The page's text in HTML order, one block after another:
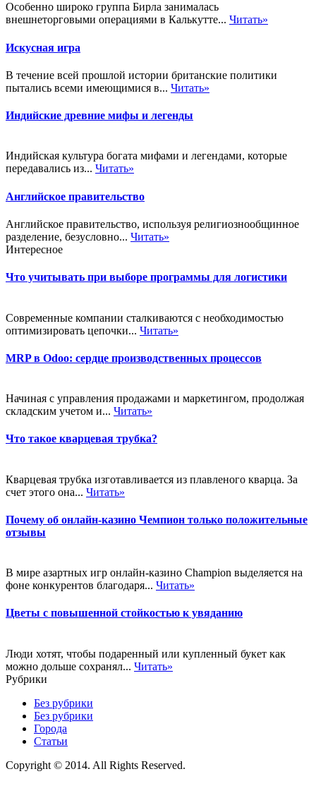
Особенно широко группа Бирла занималась
внешнеторговыми операциями в Калькутте... Читать»
Искусная игра
В течение всей прошлой истории британские политики
пытались всеми имеющимися в... Читать»
Индийские древние мифы и легенды
Индийская культура богата мифами и легендами, которые
передавались из... Читать»
Английское правительство
Английское правительство, используя религиознообщинное
разделение, безусловно... Читать»
Интересное
Что учитывать при выборе программы для логистики
Современные компании сталкиваются с необходимостью
оптимизировать цепочки... Читать»
MRP в Odoo: сердце производственных процессов
Начиная с управления продажами и маркетингом, продолжая
складским учетом и... Читать»
Что такое кварцевая трубка?
Кварцевая трубка изготавливается из плавленого кварца. За
счет этого она... Читать»
Почему об онлайн-казино Чемпион только положительные
отзывы
В мире азартных игр онлайн-казино Champion выделяется на
фоне конкурентов благодаря... Читать»
Цветы с повышенной стойкостью к увяданию
Люди хотят, чтобы подаренный или купленный букет как
можно дольше сохранял... Читать»
Рубрики
Без рубрики
Без рубрики
Города
Статьи
Copyright © 2014. All Rights Reserved.